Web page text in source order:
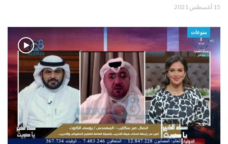
15 أغسطس 2021
منوعات